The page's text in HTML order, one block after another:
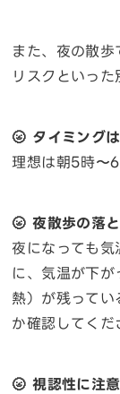
また、夜の散
リスクといった
🌝 タイミング
理想は朝5時〜6
🌝 夜散歩の落
夜になっても気
に、気温が下
熱）が残ってい
か確認してくだ
🌝 視認性に注意